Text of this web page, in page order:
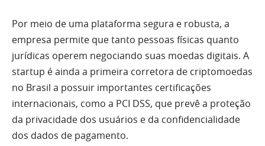
Por meio de uma plataforma segura e robusta, a
empresa permite que tanto pessoas físicas quanto
jurídicas operem negociando suas moedas digitais. A
startup é ainda a primeira corretora de criptomoedas
no Brasil a possuir importantes certificações
internacionais, como a PCI DSS, que prevê a proteção
da privacidade dos usuários e da confidencialidade
dos dados de pagamento.